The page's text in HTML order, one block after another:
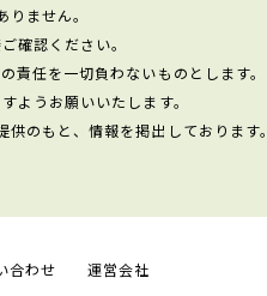
ません。
確認ください。
責任を一切負わないものとします。
ようお願いいたします。
のもと、情報を掲出しております。
合わせ 運営会社